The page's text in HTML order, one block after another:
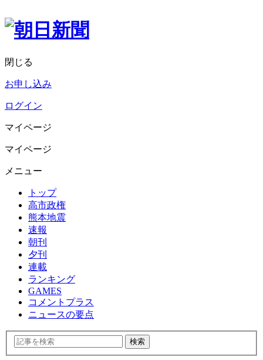
閉じる
お申し込み
ログイン
マイページ
マイページ
メニュー
トップ
高市政権
熊本地震
速報
朝刊
夕刊
連載
ランキング
GAMES
コメントプラス
ニュースの要点